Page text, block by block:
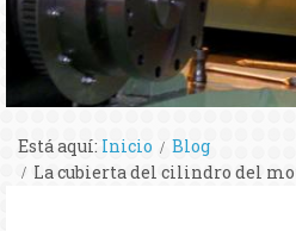
Está aquí: Inicio
Blog
La cubierta del cilindro del